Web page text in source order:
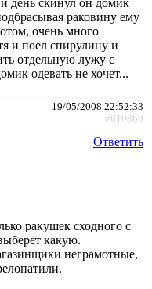
раковину ему
очень много
и поел спирулину и
отдельную лужу с
одевать не хочет...
19/05/2008 22:52:33
#610860
Ответить
ракушек сходного с
какую.
неграмотные,